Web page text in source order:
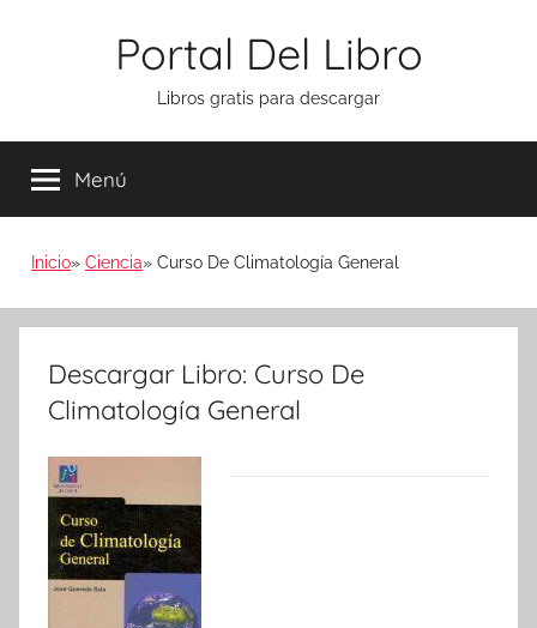
Portal Del Libro
Libros gratis para descargar
Menú
Inicio Ciencia Curso De Climatología General
Descargar Libro: Curso De
Climatología General